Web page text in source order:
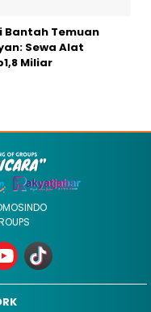
Bantah Temuan
Sewa Alat
Miliar